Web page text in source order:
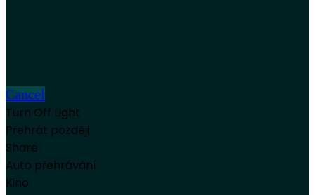
Cancel
Turn Off Light
Přehrát později
Share
Auto přehrávání
Kino